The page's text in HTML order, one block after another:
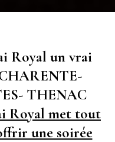
Royal un vrai
THENAC
Royal met tout
une soirée